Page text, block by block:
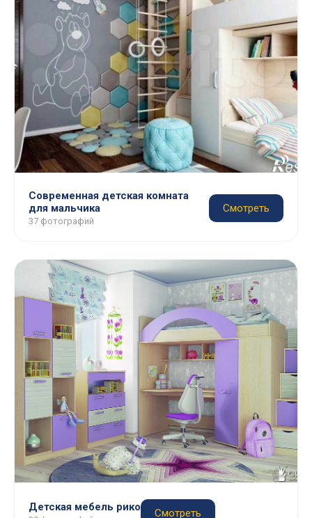
Современная детская комната
для мальчика
37 фотографий
Смотреть
Детская мебель рико Смотреть